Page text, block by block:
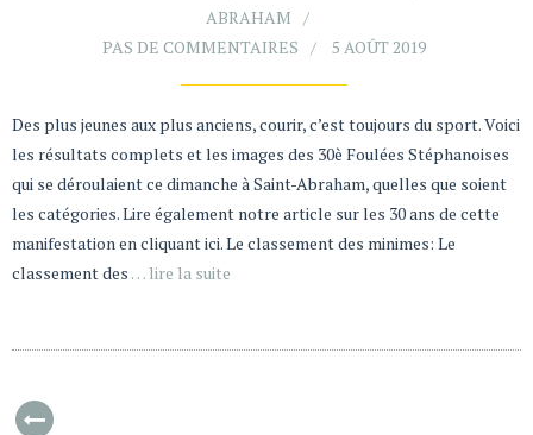
ABRAHAM
PAS DE COMMENTAIRES
5 AOÛT 2019
Des plus jeunes aux plus anciens, courir, c’est toujours du sport. Voici
les résultats complets et les images des 30è Foulées Stéphanoises
qui se déroulaient ce dimanche à Saint-Abraham, quelles que soient
les catégories. Lire également notre article sur les 30 ans de cette
manifestation en cliquant ici. Le classement des minimes: Le
classement des … lire la suite